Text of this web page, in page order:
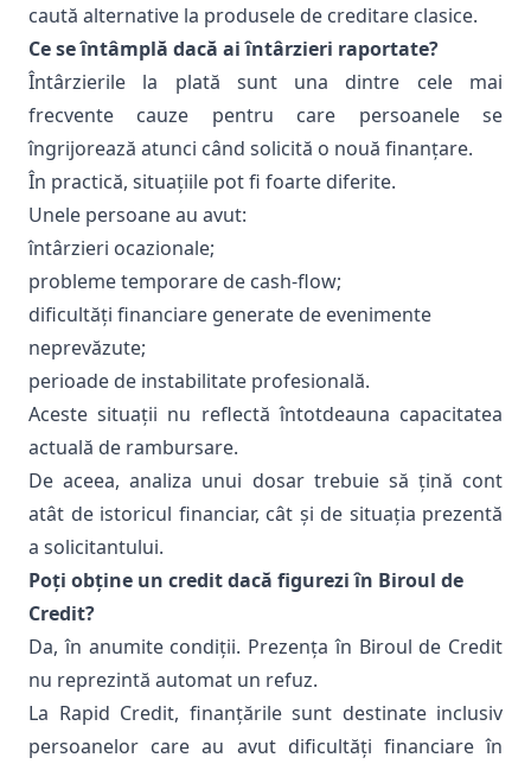
caută alternative la produsele de creditare clasice.
Ce se întâmplă dacă ai întârzieri raportate?
Întârzierile la plată sunt una dintre cele mai
frecvente cauze pentru care persoanele se
îngrijorează atunci când solicită o nouă finanțare.
În practică, situațiile pot fi foarte diferite.
Unele persoane au avut:
întârzieri ocazionale;
probleme temporare de cash-flow;
dificultăți financiare generate de evenimente
neprevăzute;
perioade de instabilitate profesională.
Aceste situații nu reflectă întotdeauna capacitatea
actuală de rambursare.
De aceea, analiza unui dosar trebuie să țină cont
atât de istoricul financiar, cât și de situația prezentă
a solicitantului.
Poți obține un credit dacă figurezi în Biroul de
Credit?
Da, în anumite condiții. Prezența în Biroul de Credit
nu reprezintă automat un refuz.
La Rapid Credit, finanțările sunt destinate inclusiv
persoanelor care au avut dificultăți financiare în